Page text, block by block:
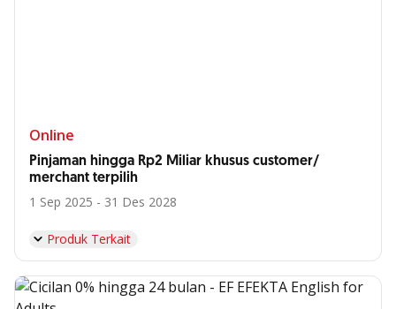
Online
Pinjaman hingga Rp2 Miliar khusus customer/
merchant terpilih
1 Sep 2025 - 31 Des 2028
Produk Terkait